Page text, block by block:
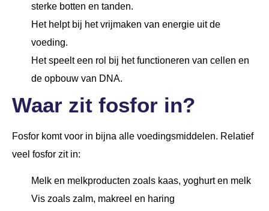
sterke botten en tanden.
Het helpt bij het vrijmaken van energie uit de
voeding.
Het speelt een rol bij het functioneren van cellen en
de opbouw van DNA.
Waar zit fosfor in?
Fosfor komt voor in bijna alle voedingsmiddelen. Relatief
veel fosfor zit in:
Melk en melkproducten zoals kaas, yoghurt en melk
Vis zoals zalm, makreel en haring